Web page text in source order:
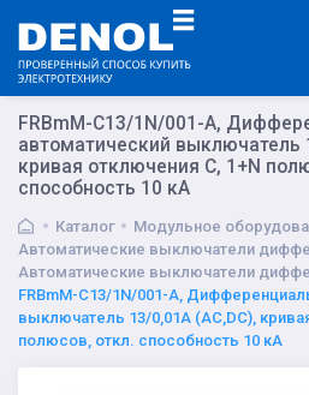
FRBmM-C13/1N/001-A,
автоматический выключатель
кривая отключения С, 1+N
способность 10 кА
Каталог
Модульное
Автоматические выключатели
Автоматические выключатели
FRBmM-C13/1N/001-A,
выключатель 13/0,01А (AC,DC),
полюсов, откл. способность 10 кА